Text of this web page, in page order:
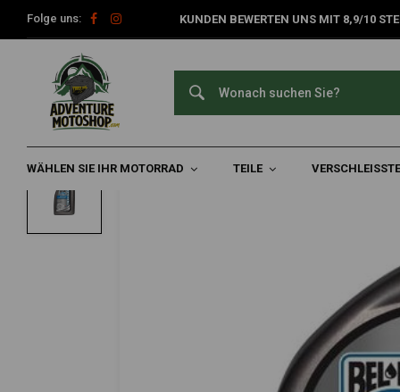
Folge uns: KUNDEN BEWERTEN UNS MIT 8,9/10
WÄHLEN SIE IHR MOTORRAD TEILE
Home Verschleißteile Schmierstoffe & Flüssigkeiten
BEL-RAY
Moto Chill Kühlmittel |1 Liter
0/5 (0 reviews)